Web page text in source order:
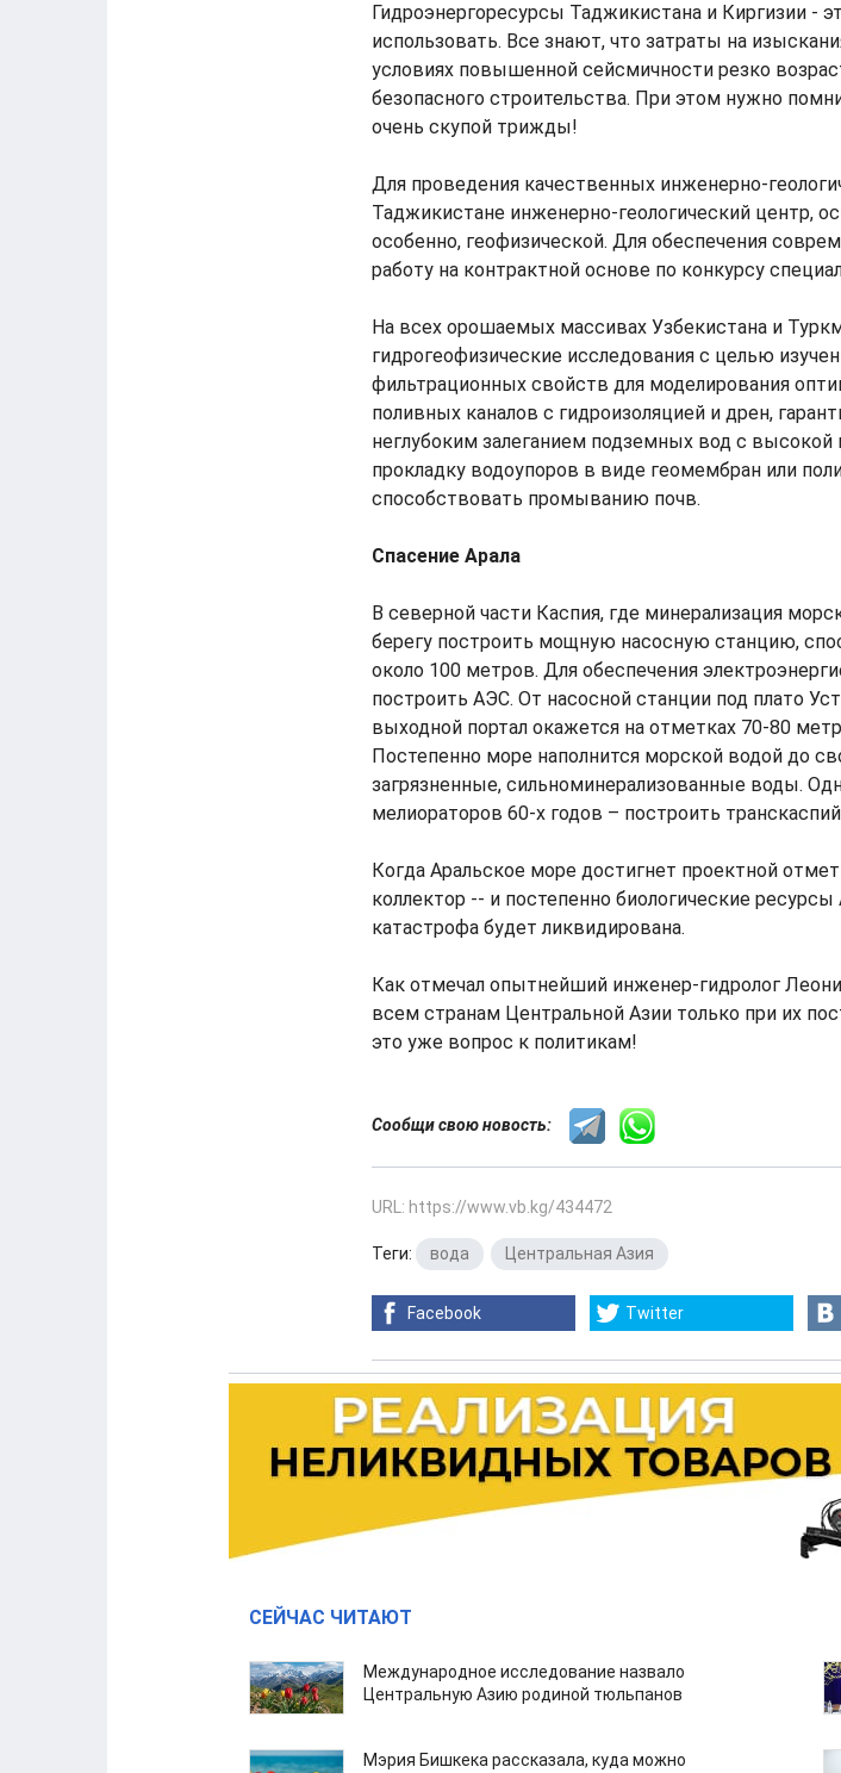
Гидроэнергоресурсы Таджикистана и Киргизии -
использовать. Все знают, что затраты на
условиях повышенной сейсмичности резко
безопасного строительства. При этом нужно
очень скупой трижды!
Для проведения качественных инженерно-
Таджикистане инженерно-геологический центр,
особенно, геофизической. Для обеспечения
работу на контрактной основе по конкурсу
На всех орошаемых массивах Узбекистана и
гидрогеофизические исследования с целью
фильтрационных свойств для моделирования
поливных каналов с гидроизоляцией и дрен,
неглубоким залеганием подземных вод с
прокладку водоупоров в виде геомембран или
способствовать промыванию почв.
Спасение Арала
В северной части Каспия, где минерализация
берегу построить мощную насосную станцию,
около 100 метров. Для обеспечения
построить АЭС. От насосной станции под плато
выходной портал окажется на отметках 70-80
Постепенно море наполнится морской водой до
загрязненные, сильноминерализованные воды.
мелиораторов 60-х годов – построить
Когда Аральское море достигнет проектной
коллектор -- и постепенно биологические
катастрофа будет ликвидирована.
Как отмечал опытнейший инженер-гидролог
всем странам Центральной Азии только при их
это уже вопрос к политикам!
Сообщи свою новость:
URL: https://www.vb.kg/434472
Теги: вода Центральная Азия
Facebook Twitter
СЕЙЧАС ЧИТАЮТ
Международное исследование назвало
Центральную Азию родиной тюльпанов
Мэрия Бишкека рассказала, куда можно